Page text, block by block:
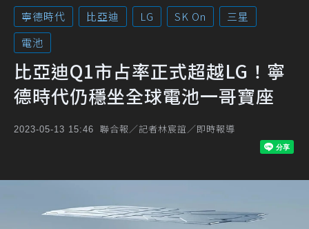
寧德時代 比亞迪 LG SK On
三星
電池
比亞迪Q1市占率正式超越LG！寧
德時代仍穩坐全球電池一哥寶座
2023-05-13 15:46 聯合報／記者林宸誼／即時報導